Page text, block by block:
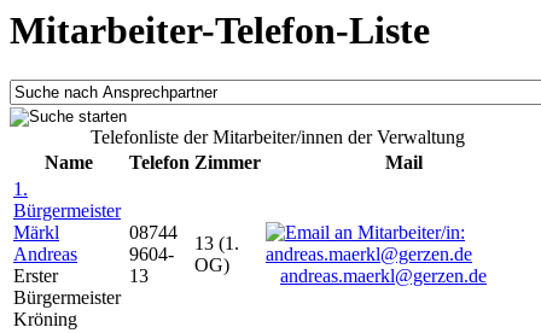
Mitarbeiter-Telefon-Liste
Telefonliste der Mitarbeiter/innen der Verwaltung
Name
Telefon Zimmer
Mail
1.
Bürgermeister
Märkl
Andreas
Erster
Bürgermeister
Kröning
08744
9604-
13
13 (1.
OG)
andreas.maerkl@gerzen.de